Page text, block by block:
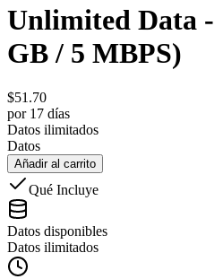
Unlimited Data -
GB / 5 MBPS)
$51.70
por 17 días
Datos ilimitados
Datos
Añadir al carrito
Qué Incluye
Datos disponibles
Datos ilimitados